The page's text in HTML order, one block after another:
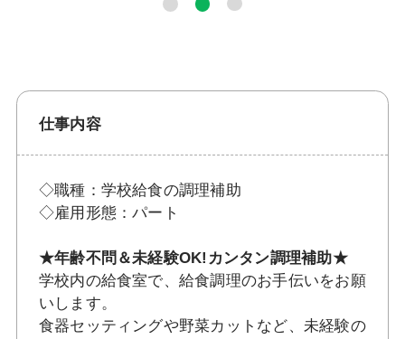
仕事内容
◇職種：学校給食の調理補助
◇雇用形態：パート
★年齢不問＆未経験OK!カンタン調理補助★
学校内の給食室で、給食調理のお手伝いをお願
いします。
食器セッティングや野菜カットなど、未経験の